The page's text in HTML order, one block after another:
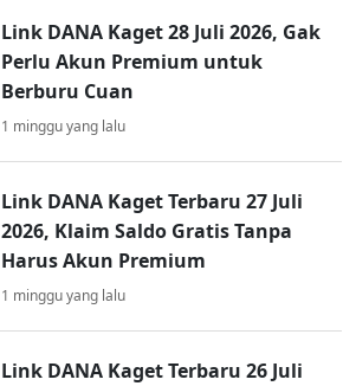
Link DANA Kaget 28 Juli 2026, Gak
Perlu Akun Premium untuk
Berburu Cuan
1 minggu yang lalu
Link DANA Kaget Terbaru 27 Juli
2026, Klaim Saldo Gratis Tanpa
Harus Akun Premium
1 minggu yang lalu
Link DANA Kaget Terbaru 26 Juli